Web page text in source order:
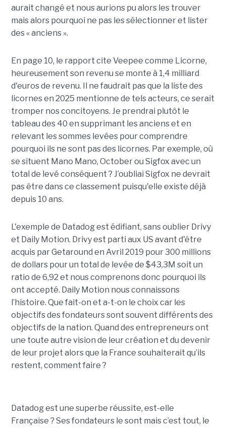
aurait changé et nous aurions pu alors les trouver
mais alors pourquoi ne pas les sélectionner et lister
des « anciens ».
En page 10, le rapport cite Veepee comme Licorne,
heureusement son revenu se monte à 1,4 milliard
d'euros de revenu. Il ne faudrait pas que la liste des
licornes en 2025 mentionne de tels acteurs, ce serait
tromper nos concitoyens. Je prendrai plutôt le
tableau des 40 en supprimant les anciens et en
relevant les sommes levées pour comprendre
pourquoi ils ne sont pas des licornes. Par exemple, où
se situent Mano Mano, October ou Sigfox avec un
total de levé conséquent ? J’oubliai Sigfox ne devrait
pas être dans ce classement puisqu'elle existe déjà
depuis 10 ans.
L'exemple de Datadog est édifiant, sans oublier Drivy
et Daily Motion. Drivy est parti aux US avant d'être
acquis par Getaround en Avril 2019 pour 300 millions
de dollars pour un total de levée de $43,3M soit un
ratio de 6,92 et nous comprenons donc pourquoi ils
ont accepté. Daily Motion nous connaissons
l’histoire. Que fait-on et a-t-on le choix car les
objectifs des fondateurs sont souvent différents des
objectifs de la nation. Quand des entrepreneurs ont
une toute autre vision de leur création et du devenir
de leur projet alors que la France souhaiterait qu’ils
restent, comment faire ?
Datadog est une superbe réussite, est-elle
Française ? Ses fondateurs le sont mais c’est tout, le